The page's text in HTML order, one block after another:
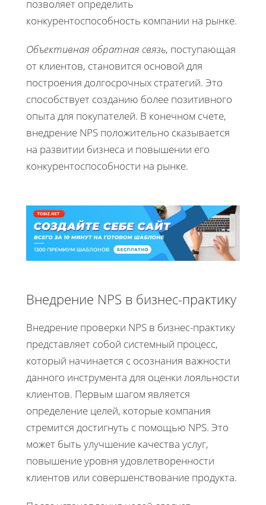
позволяет определить
конкурентоспособность компании на рынке.
Объективная обратная связь, поступающая
от клиентов, становится основой для
построения долгосрочных стратегий. Это
способствует созданию более позитивного
опыта для покупателей. В конечном счете,
внедрение NPS положительно сказывается
на развитии бизнеса и повышении его
конкурентоспособности на рынке.
Внедрение NPS в бизнес-практику
Внедрение проверки NPS в бизнес-практику
представляет собой системный процесс,
который начинается с осознания важности
данного инструмента для оценки лояльности
клиентов. Первым шагом является
определение целей, которые компания
стремится достигнуть с помощью NPS. Это
может быть улучшение качества услуг,
повышение уровня удовлетворенности
клиентов или совершенствование продукта.